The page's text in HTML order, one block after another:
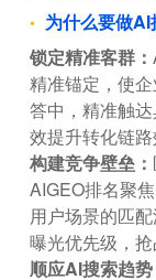
为什么要做AI
锁定精准客群：
精准锚定，使
答中，精准触
效提升转化链路
构建竞争壁垒：
AIGEO排名聚
用户场景的匹
曝光优先级，抢
顺应AI搜索趋